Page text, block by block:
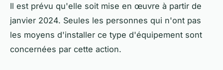
Il est prévu qu'elle soit mise en œuvre à partir de
janvier 2024. Seules les personnes qui n'ont pas
les moyens d'installer ce type d'équipement sont
concernées par cette action.